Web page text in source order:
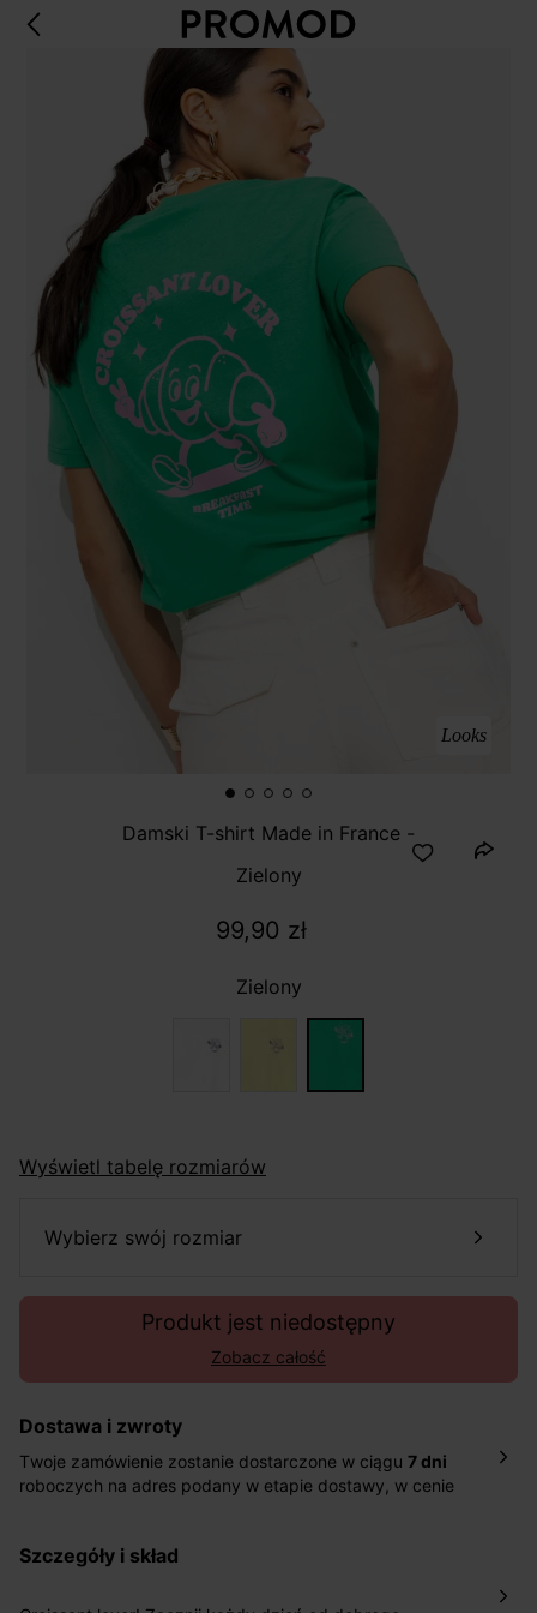
Looks
Damski T-shirt Made in France -
Zielony
99,90 zł
Zielony
Wyświetl tabelę rozmiarów
wybierz swój rozmiar
Produkt jest niedostępny
Zobacz całość
Dostawa i zwroty
Twoje zamówienie zostanie dostarczone w ciągu 7 dni
roboczych na adres podany w etapie dostawy, w cenie
pośrednictwem DHL Express.
szczegóły i skład